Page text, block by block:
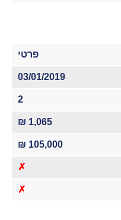
פרטי
03/01/2019
2
1,065 ₪
105,000 ₪
✗
✗